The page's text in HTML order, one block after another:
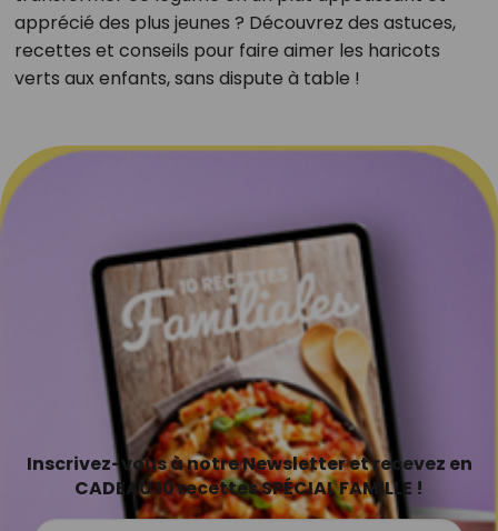
apprécié des plus jeunes ? Découvrez des astuces,
recettes et conseils pour faire aimer les haricots
verts aux enfants, sans dispute à table !
Inscrivez-vous à notre Newsletter et recevez en
CADEAU 10 recettes SPÉCIAL FAMILLE !